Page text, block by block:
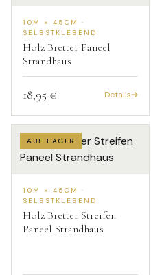
10M × 45CM ·
SELBSTKLEBEND
Holz Bretter Paneel
Strandhaus
18,95 € Details
AUF LAGER
10M × 45CM ·
SELBSTKLEBEND
Holz Bretter Streifen
Paneel Strandhaus